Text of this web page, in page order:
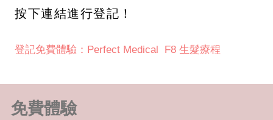
按下連結進行登記！
登記免費體驗：Perfect Medical F8 生髮療程
免費體驗